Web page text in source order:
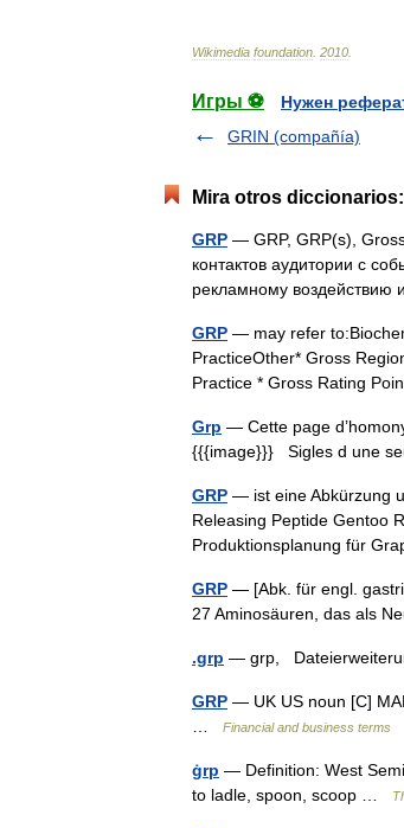
Wikimedia foundation 2010
Игры ⚽
Нужен
GRIN (compañía)
Mira otros diccionarios:
GRP — GRP, GRP(s),
контактов аудитории с
рекламному
GRP — may refer
PracticeOther* Gross
Practice * Gross Rating
Grp — Cette page
{{{image}}} Sigles d une
GRP — ist eine Abkürzung
Releasing Peptide Gentoo
Produktionsplanung für
GRP — [Abk. für engl.
27 Aminosäuren, das als
.grp — grp,
GRP — UK US noun [C]
Financial and business terms
ġrp — Definition: West
to ladle, spoon, scoop …